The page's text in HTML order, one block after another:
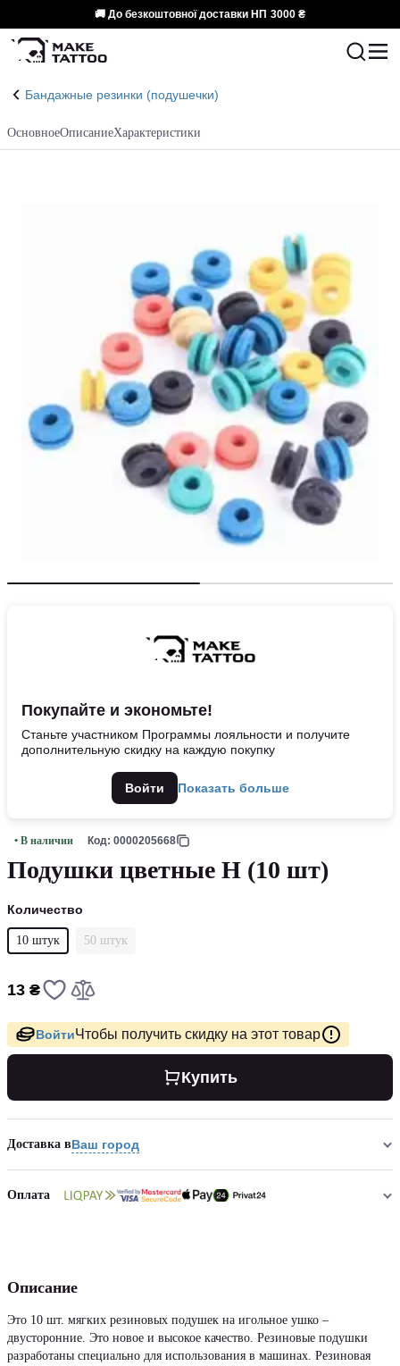
🚚 До безкоштовної доставки НП 3000 ₴
Бандажные резинки (подушечки)
ОсновноеОписаниеХарактеристики
Покупайте и экономьте!
Станьте участником Программы лояльности и получите
дополнительную скидку на каждую покупку
Войти Показать больше
• В наличии Код: 0000205668
Подушки цветные Н (10 шт)
Количество
10 штук 50 штук
13 ₴
ВойтиЧтобы получить скидку на этот товар
Купить
Доставка вВаш город
Оплата
Описание
Это 10 шт. мягких резиновых подушек на игольное ушко –
двусторонние. Это новое и высокое качество. Резиновые подушки
разработаны специально для использования в машинах. Резиновая